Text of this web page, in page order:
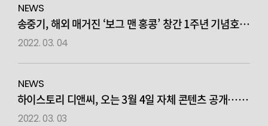
NEWS
송중기, 해외 매거진 ‘보그 맨 홍콩’ 창간 1주년 기념호
커버 장식… 독보적 글로벌 영향력 입증!
2022. 03. 04
NEWS
하이스토리 디앤씨, 오는 3월 4일 자체 콘텐츠 공개…
독보적 ‘패밀리십-팀워크’ 기대감 UP
2022. 03. 03